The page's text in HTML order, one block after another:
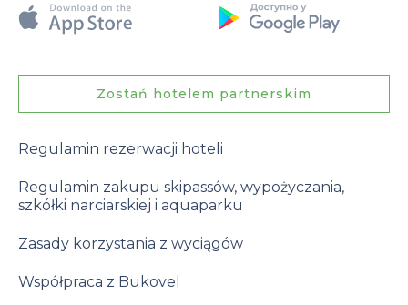
Regulamin rezerwacji hoteli
Regulamin zakupu skipassów, wypożyczania,
szkółki narciarskiej i aquaparku
Zasady korzystania z wyciągów
Współpraca z Bukovel
Zostań hotelem partnerskim